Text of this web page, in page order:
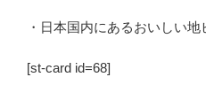
・日本国内にあるおいしい地
[st-card id=68]